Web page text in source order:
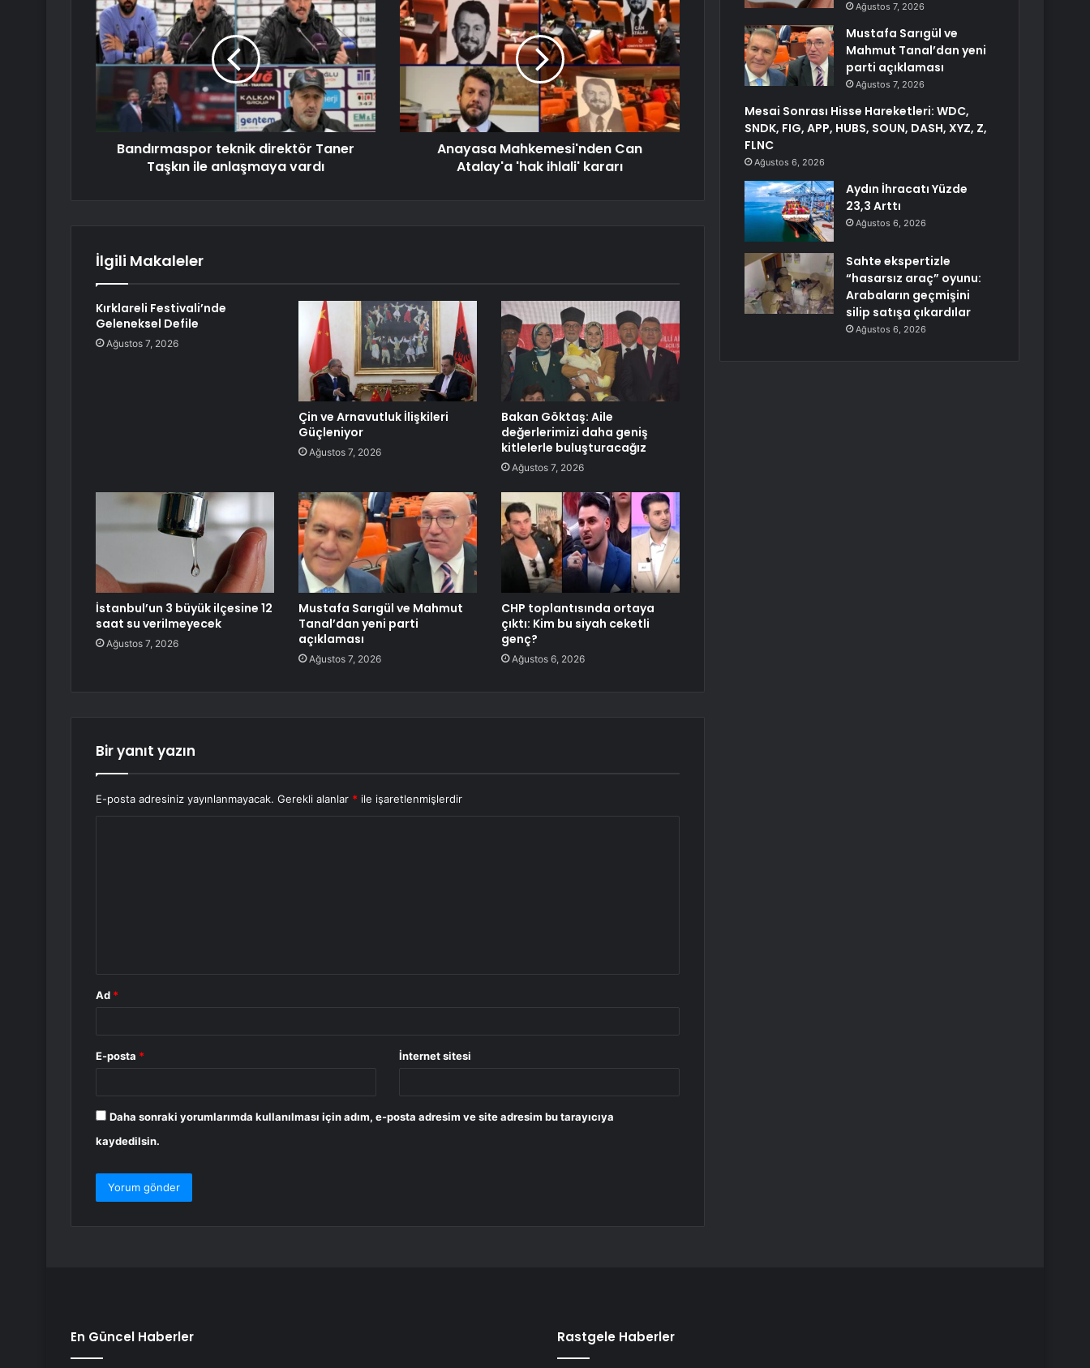
Bandırmaspor teknik direktör Taner
Taşkın ile anlaşmaya vardı
Anayasa Mahkemesi'nden Can
Atalay'a 'hak ihlali' kararı
İlgili Makaleler
Kırklareli Festivali’nde
Geleneksel Defile
Ağustos 7, 2026
Çin ve Arnavutluk İlişkileri
Güçleniyor
Ağustos 7, 2026
Bakan Göktaş: Aile
değerlerimizi daha geniş
kitlelerle buluşturacağız
Ağustos 7, 2026
İstanbul’un 3 büyük ilçesine 12
saat su verilmeyecek
Ağustos 7, 2026
Mustafa Sarıgül ve Mahmut
Tanal’dan yeni parti
açıklaması
Ağustos 7, 2026
CHP toplantısında ortaya
çıktı: Kim bu siyah ceketli
genç?
Ağustos 6, 2026
Bir yanıt yazın
E-posta adresiniz yayınlanmayacak. Gerekli alanlar * ile işaretlenmişlerdir
Ad *
E-posta * İnternet sitesi
Daha sonraki yorumlarımda kullanılması için adım, e-posta adresim ve site adresim bu tarayıcıya
kaydedilsin.
Ağustos 7, 2026
Mustafa Sarıgül ve
Mahmut Tanal’dan yeni
parti açıklaması
Ağustos 7, 2026
Mesai Sonrası Hisse Hareketleri: WDC,
SNDK, FIG, APP, HUBS, SOUN, DASH, XYZ, Z,
FLNC
Ağustos 6, 2026
Aydın İhracatı Yüzde
23,3 Arttı
Ağustos 6, 2026
Sahte ekspertizle
“hasarsız araç” oyunu:
Arabaların geçmişini
silip satışa çıkardılar
Ağustos 6, 2026
En Güncel Haberler Rastgele Haberler